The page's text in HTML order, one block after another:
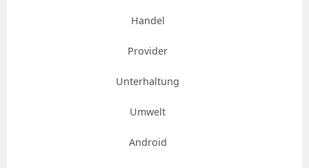
Handel
Provider
Unterhaltung
Umwelt
Android